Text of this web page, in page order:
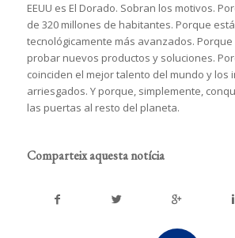
EEUU es El Dorado. Sobran los motivos.
de 320 millones de habitantes. Porque
tecnológicamente más avanzados.
probar nuevos productos y soluciones.
coinciden el mejor talento del mundo y los
arriesgados. Y porque, simplemente,
las puertas al resto del planeta.
Comparteix aquesta notícia